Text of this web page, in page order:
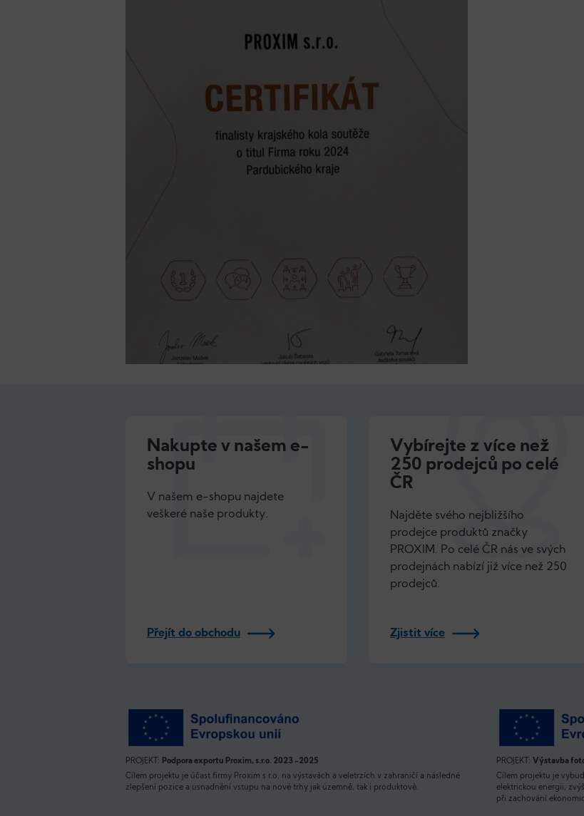
Nakupte v našem e-
shopu
V našem e-shopu najdete
veškeré naše produkty.
Přejít do obchodu
Vybírejte z více než
250 prodejců po celé
ČR
Najděte svého nejbližšího
prodejce produktů značky
PROXIM. Po celé ČR nás ve svých
prodejnách nabízí již více než 250
prodejců.
Zjistit více
PROJEKT: Podpora exportu Proxim, s.r.o. 2023 -2025
Cílem projektu je účast firmy Proxim s.r.o. na výstavách a veletrzích v zahraničí a následné
zlepšení pozice a usnadnění vstupu na nové trhy jak územně, tak i produktově.
PROJEKT: Výstavba
Cílem projektu je
elektrickou energii,
při zachování